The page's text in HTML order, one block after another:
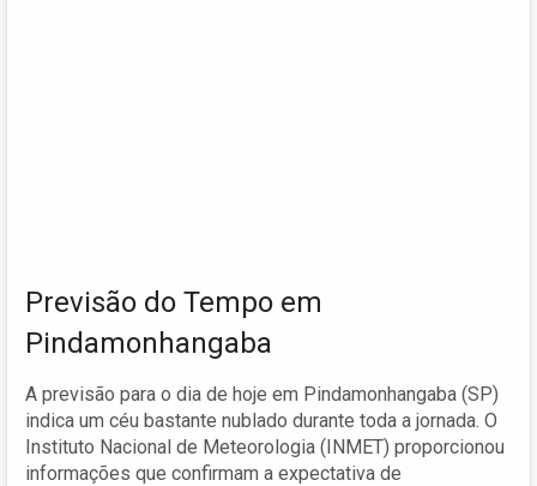
Previsão do Tempo em
Pindamonhangaba
A previsão para o dia de hoje em Pindamonhangaba (SP)
indica um céu bastante nublado durante toda a jornada. O
Instituto Nacional de Meteorologia (INMET) proporcionou
informações que confirmam a expectativa de